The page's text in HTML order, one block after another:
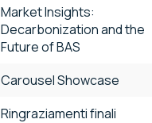
Market Insights:
Decarbonization and the
Future of BAS
Carousel Showcase
Ringraziamenti finali